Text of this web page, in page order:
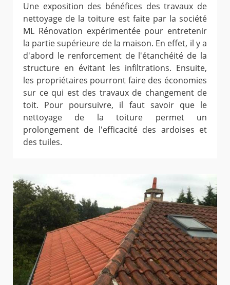
Une exposition des bénéfices des travaux de
nettoyage de la toiture est faite par la société
ML Rénovation expérimentée pour entretenir
la partie supérieure de la maison. En effet, il y a
d'abord le renforcement de l'étanchéité de la
structure en évitant les infiltrations. Ensuite,
les propriétaires pourront faire des économies
sur ce qui est des travaux de changement de
toit. Pour poursuivre, il faut savoir que le
nettoyage de la toiture permet un
prolongement de l'efficacité des ardoises et
des tuiles.